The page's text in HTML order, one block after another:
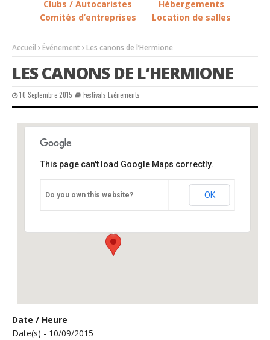
Clubs / Autocaristes
Comités d’entreprises
Hébergements
Location de salles
Accueil Événement Les canons de l’Hermione
LES CANONS DE L’HERMIONE
10 Septembre 2015 Festivals Evénements
château, Varaignes, 24
Événements
This page can't load Google Maps correctly.
Do you own this website? OK
Date / Heure
Date(s) - 10/09/2015